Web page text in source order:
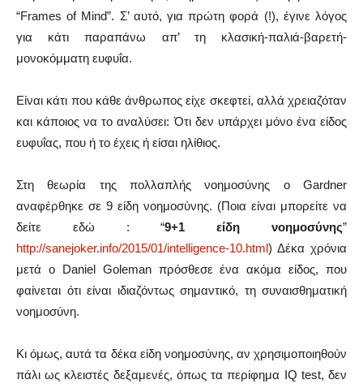
“Frames of Mind”. Σ’ αυτό, για πρώτη φορά (!), έγινε λόγος
για κάτι παραπάνω απ’ τη κλασική-παλιά-βαρετή-
μονοκόμματη ευφυΐα.
Είναι κάτι που κάθε άνθρωπος είχε σκεφτεί, αλλά χρειαζόταν
και κάποιος να το αναλύσει: Ότι δεν υπάρχει μόνο ένα είδος
ευφυΐας, που ή το έχεις ή είσαι ηλίθιος.
Στη θεωρία της πολλαπλής νοημοσύνης ο Gardner
αναφέρθηκε σε 9 είδη νοημοσύνης. (Ποια είναι μπορείτε να
δείτε εδώ : “9+1 είδη νοημοσύνης”
http://sanejoker.info/2015/01/intelligence-10.html) Δέκα χρόνια
μετά ο Daniel Goleman πρόσθεσε ένα ακόμα είδος, που
φαίνεται ότι είναι ιδιαζόντως σημαντικό, τη συναισθηματική
νοημοσύνη.
Κι όμως, αυτά τα δέκα είδη νοημοσύνης, αν χρησιμοποιηθούν
πάλι ως κλειστές δεξαμενές, όπως τα περίφημα IQ test, δεν